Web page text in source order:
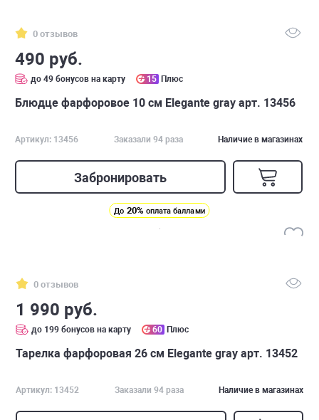
0 отзывов
490 руб.
до 49 бонусов на карту 15 Плюс
Блюдце фарфоровое 10 см Elegante gray арт. 13456
Артикул: 13456 Заказали 94 раза Наличие в магазинах
Забронировать
До 20% оплата баллами
0 отзывов
1 990 руб.
до 199 бонусов на карту 60 Плюс
Тарелка фарфоровая 26 см Elegante gray арт. 13452
Артикул: 13452 Заказали 94 раза Наличие в магазинах